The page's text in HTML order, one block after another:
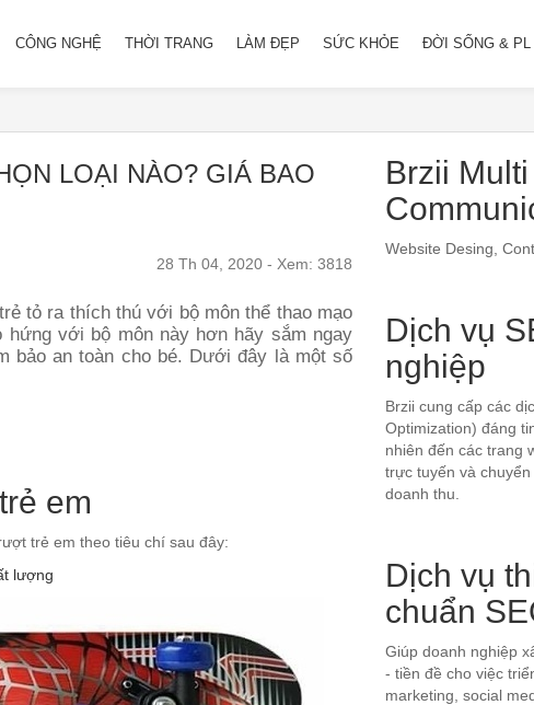
CÔNG NGHỆ THỜI TRANG LÀM ĐẸP SỨC KHỎE ĐỜI SỐNG & PL
LOẠI NÀO? GIÁ BAO
28 Th 04, 2020 - Xem: 3818
tỏ ra thích thú với bộ môn thể thao mạo
với bộ môn này hơn hãy sắm ngay
bảo an toàn cho bé. Dưới đây là một số
em
trẻ em theo tiêu chí sau đây:
lượng
Brzii
Website Desing,
Dịch vụ
nghiệp
Brzii cung cấp các
Optimization) đáng
nhiên đến các trang
trực tuyến và
doanh thu.
Dịch vụ
chuẩn
Giúp doanh nghiệp
- tiền đề cho việc
marketing, social